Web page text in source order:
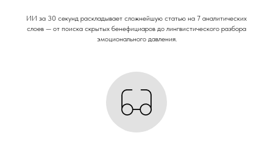
ИИ за 30 секунд раскладывает сложнейшую статью на 7 аналитических
слоев — от поиска скрытых бенефициаров до лингвистического разбора
эмоционального давления.